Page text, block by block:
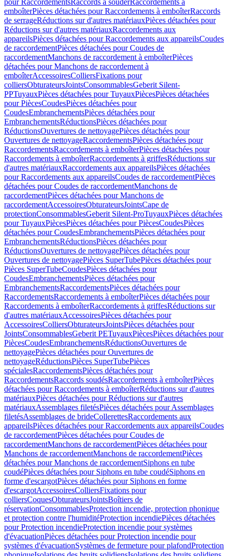
pour RaccordementsRaccords à souderRaccordements à
emboîterPièces détachées pour Raccordements à emboîterRaccords
de serrageRéductions sur d'autres matériauxPièces détachées pour
Réductions sur d'autres matériauxRaccordements aux
appareilsPièces détachées pour Raccordements aux appareilsCoudes
de raccordementPièces détachées pour Coudes de
raccordementManchons de raccordement à emboîterPièces
détachées pour Manchons de raccordement à
emboîterAccessoiresColliersFixations pour
colliersObturateursJointsConsommablesGeberit Silent-
PPTuyauxPièces détachées pour TuyauxPiècesPièces détachées
pour PiècesCoudesPièces détachées pour
CoudesEmbranchementsPièces détachées pour
EmbranchementsRéductionsPièces détachées pour
RéductionsOuvertures de nettoyagePièces détachées pour
Ouvertures de nettoyageRaccordementsPièces détachées pour
RaccordementsRaccordements à emboîterPièces détachées pour
Raccordements à emboîterRaccordements à griffesRéductions sur
d'autres matériauxRaccordements aux appareilsPièces détachées
pour Raccordements aux appareilsCoudes de raccordementPièces
détachées pour Coudes de raccordementManchons de
raccordementPièces détachées pour Manchons de
raccordementAccessoiresObturateursJointsCape de
protectionConsommablesGeberit Silent-ProTuyauxPièces détachées
pour TuyauxPiècesPièces détachées pour PiècesCoudesPièces
détachées pour CoudesEmbranchementsPièces détachées pour
EmbranchementsRéductionsPièces détachées pour
RéductionsOuvertures de nettoyagePièces détachées pour
Ouvertures de nettoyagePièces SuperTubePièces détachées pour
Pièces SuperTubeCoudesPièces détachées pour
CoudesEmbranchementsPièces détachées pour
EmbranchementsRaccordementsPièces détachées pour
RaccordementsRaccordements à emboîterPièces détachées pour
Raccordements à emboîterRaccordements à griffesRéductions sur
d'autres matériauxAccessoiresPièces détachées pour
AccessoiresColliersObturateursJointsPièces détachées pour
JointsConsommablesGeberit PETuyauxPiècesPièces détachées pour
PiècesCoudesEmbranchementsRéductionsOuvertures de
nettoyagePièces détachées pour Ouvertures de
nettoyageRéductionsPièces SuperTubePièces
spécialesRaccordementsPièces détachées pour
RaccordementsRaccords soudésRaccordements à emboîterPièces
détachées pour Raccordements à emboîterRéductions sur d'autres
matériauxPièces détachées pour Réductions sur d'autres
matériauxAssemblages filetésPièces détachées pour Assemblages
filetésAssemblages de brideCollerettesRaccordements aux
appareilsPièces détachées pour Raccordements aux appareilsCoudes
de raccordementPièces détachées pour Coudes de
raccordementManchons de raccordementPièces détachées pour
Manchons de raccordementManchons de raccordementPièces
détachées pour Manchons de raccordementSiphons en tube
coudéPièces détachées pour Siphons en tube coudéSiphons en
forme d'escargotPièces détachées pour Siphons en forme
d'escargotAccessoiresColliersFixations pour
colliersCoquesObturateursJointsBoîtiers de
réservationConsommablesProtection incendie, protection phonique
et protection contre l'humiditéProtection incendiePièces détachées
pour Protection incendieProtection incendie pour systèmes
d'évacuationPièces détachées pour Protection incendie pour
systèmes d'évacuationSystèmes de fermeture pour plafondProtection